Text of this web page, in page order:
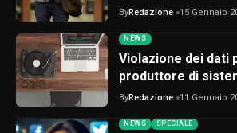
ByRedazione 15 Gennaio
NEWS
Violazione dei dati
produttore di
ByRedazione 11 Gennaio
NEWS SPECIALE